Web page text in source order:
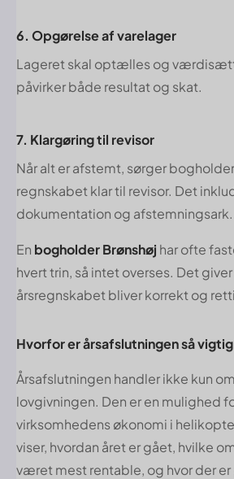
6. Opgørelse af varelager
Lageret skal optælles og
påvirker både resultat og skat.
7. Klargøring til revisor
Når alt er afstemt, sørger
regnskabet klar til revisor. Det
dokumentation og afstemningsark.
En bogholder Brønshøj har ofte
hvert trin, så intet overses. Det
årsregnskabet bliver korrekt og
Hvorfor er årsafslutningen så
Årsafslutningen handler ikke kun
lovgivningen. Den er en mulighed
virksomhedens økonomi i
viser, hvordan året er gået, hvilke
været mest rentable, og hvor der er